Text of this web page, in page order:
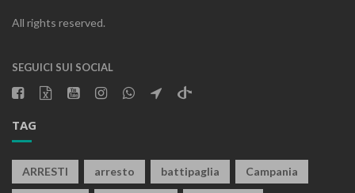
All rights reserved.
SEGUICI SUI SOCIAL
TAG
ARRESTI arresto battipaglia Campania